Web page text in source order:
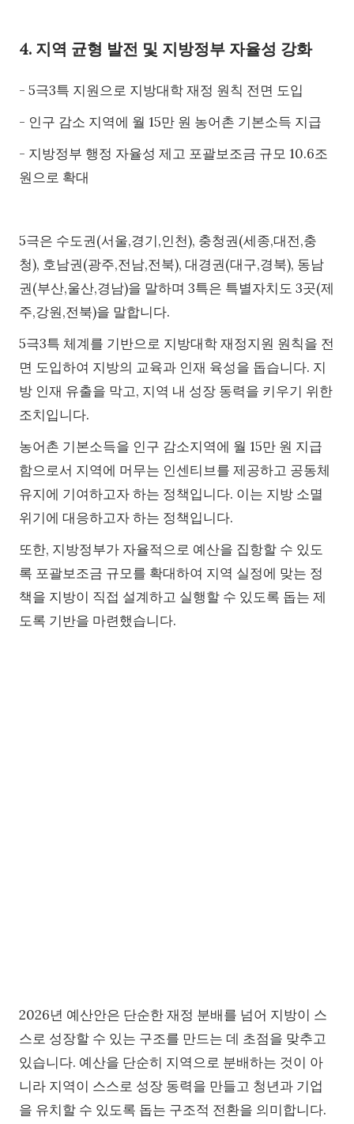
4. 지역 균형 발전 및 지방정부 자율성 강화
- 5극3특 지원으로 지방대학 재정 원칙 전면 도입
- 인구 감소 지역에 월 15만 원 농어촌 기본소득 지급
- 지방정부 행정 자율성 제고 포괄보조금 규모 10.6조
원으로 확대
5극은 수도권(서울,경기,인천), 충청권(세종,대전,충
청), 호남권(광주,전남,전북), 대경권(대구,경북), 동남
권(부산,울산,경남)을 말하며 3특은 특별자치도 3곳(제
주,강원,전북)을 말합니다.
5극3특 체계를 기반으로 지방대학 재정지원 원칙을 전
면 도입하여 지방의 교육과 인재 육성을 돕습니다. 지
방 인재 유출을 막고, 지역 내 성장 동력을 키우기 위한
조치입니다.
농어촌 기본소득을 인구 감소지역에 월 15만 원 지급
함으로서 지역에 머무는 인센티브를 제공하고 공동체
유지에 기여하고자 하는 정책입니다. 이는 지방 소멸
위기에 대응하고자 하는 정책입니다.
또한, 지방정부가 자율적으로 예산을 집항할 수 있도
록 포괄보조금 규모를 확대하여 지역 실정에 맞는 정
책을 지방이 직접 설계하고 실행할 수 있도록 돕는 제
도록 기반을 마련했습니다.
2026년 예산안은 단순한 재정 분배를 넘어 지방이 스
스로 성장할 수 있는 구조를 만드는 데 초점을 맞추고
있습니다. 예산을 단순히 지역으로 분배하는 것이 아
니라 지역이 스스로 성장 동력을 만들고 청년과 기업
을 유치할 수 있도록 돕는 구조적 전환을 의미합니다.